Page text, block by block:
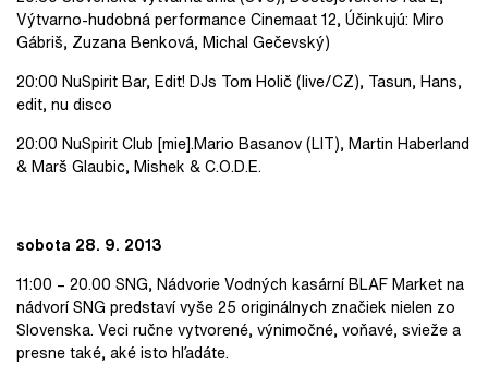
Výtvarno-hudobná performance Cinemaat 12, Účinkujú: Miro
Gábriš, Zuzana Benková, Michal Gečevský)
20:00 NuSpirit Bar, Edit! DJs Tom Holič (live/CZ), Tasun, Hans,
edit, nu disco
20:00 NuSpirit Club [mie].Mario Basanov (LIT), Martin Haberland
& Marš Glaubic, Mishek & C.O.D.E.
sobota 28. 9. 2013
11:00 – 20.00 SNG, Nádvorie Vodných kasární BLAF Market na
nádvorí SNG predstaví vyše 25 originálnych značiek nielen zo
Slovenska. Veci ručne vytvorené, výnimočné, voňavé, svieže a
presne také, aké isto hľadáte.